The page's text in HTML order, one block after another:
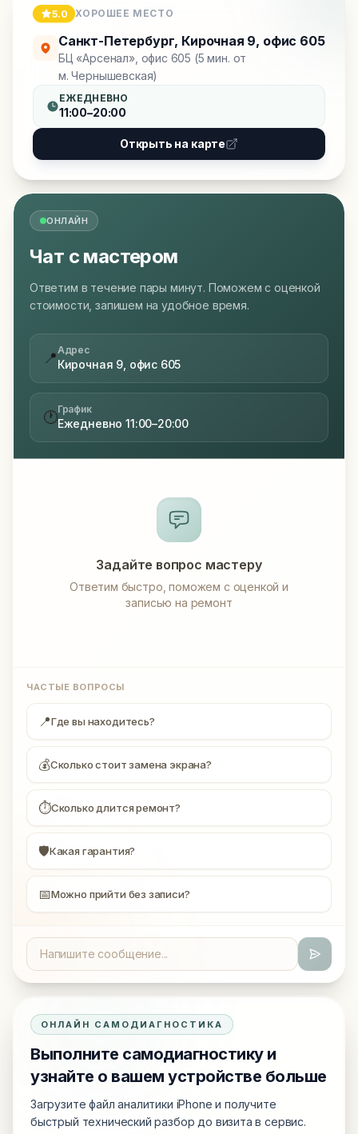
5.0 ХОРОШЕЕ МЕСТО
Санкт-Петербург, Кирочная 9, офис 605
БЦ «Арсенал», офис 605 (5 мин. от
м. Чернышевская)
ЕЖЕДНЕВНО
11:00–20:00
Открыть на карте
ОНЛАЙН
Чат с мастером
Ответим в течение пары минут. Поможем с оценкой
стоимости, запишем на удобное время.
📍Адрес
Кирочная 9, офис 605
🕐График
Ежедневно 11:00–20:00
Задайте вопрос мастеру
Ответим быстро, поможем с оценкой и
записью на ремонт
ЧАСТЫЕ ВОПРОСЫ
📍Где вы находитесь?
💰Сколько стоит замена экрана?
⏱Сколько длится ремонт?
🛡Какая гарантия?
📅Можно прийти без записи?
ОНЛАЙН САМОДИАГНОСТИКА
Выполните самодиагностику и
узнайте о вашем устройстве больше
Загрузите файл аналитики iPhone и получите
быстрый технический разбор до визита в сервис.